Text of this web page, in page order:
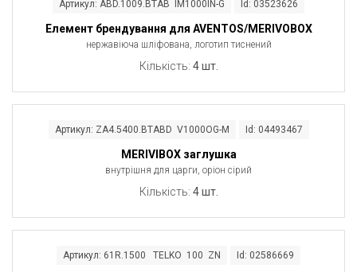
Артикул: ABD.1009.BTAB IM1000IN-G Id: 03523626
Елемент брендування для AVENTOS/MERIVOBOX
нержавіюча шліфована, логотип тиснений
Кількість: 4 шт.
Артикул: ZA4.5400.BTABD V1000OG-M Id: 04493467
MERIVIBOX заглушка
внутрішня для царги, оріон сірий
Кількість: 4 шт.
Артикул: 61R.1500 TELKO 100 ZN Id: 02586669